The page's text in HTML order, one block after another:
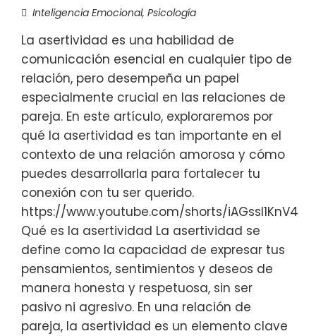
Inteligencia Emocional, Psicología
La asertividad es una habilidad de
comunicación esencial en cualquier tipo de
relación, pero desempeña un papel
especialmente crucial en las relaciones de
pareja. En este artículo, exploraremos por
qué la asertividad es tan importante en el
contexto de una relación amorosa y cómo
puedes desarrollarla para fortalecer tu
conexión con tu ser querido.
https://www.youtube.com/shorts/iAGssl1KnV4
Qué es la asertividad La asertividad se
define como la capacidad de expresar tus
pensamientos, sentimientos y deseos de
manera honesta y respetuosa, sin ser
pasivo ni agresivo. En una relación de
pareja, la asertividad es un elemento clave